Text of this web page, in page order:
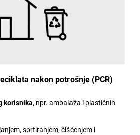
nakon potrošnje (PCR)
korisnika, npr. ambalaža i plastičnih
sortiranjem, čišćenjem i